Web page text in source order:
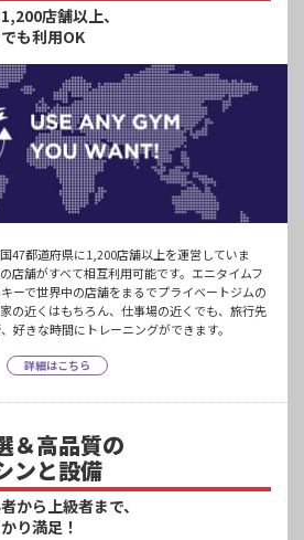
店舗以上、
も利用OK
47都道府県に1,200店舗以上を運営していま
店舗がすべて相互利用可能です。エニタイムフ
ーで世界中の店舗をまるでプライベートジムの
の近くはもちろん、仕事場の近くでも、旅行先
好きな時間にトレーニングができます。
詳細はこちら
＆高品質の
ンと設備
から上級者まで、
り満足！